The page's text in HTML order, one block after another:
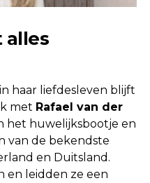
alles
haar liefdesleven blijft
met Rafael van der
het huwelijksbootje en
van de bekendste
en Duitsland.
en leidden ze een